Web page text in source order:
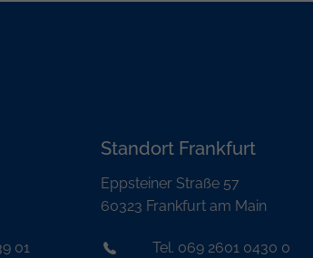
01
Standort Frankfurt
Eppsteiner Straße 57
60323 Frankfurt am Main
Tel. 069 2601 0430 0